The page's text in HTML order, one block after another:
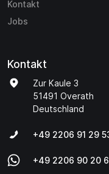
Kontakt
Jobs
Kontakt
Zur Kaule 3
51491 Overath
Deutschland
+49 2206 91 29
+49 2206 90 20